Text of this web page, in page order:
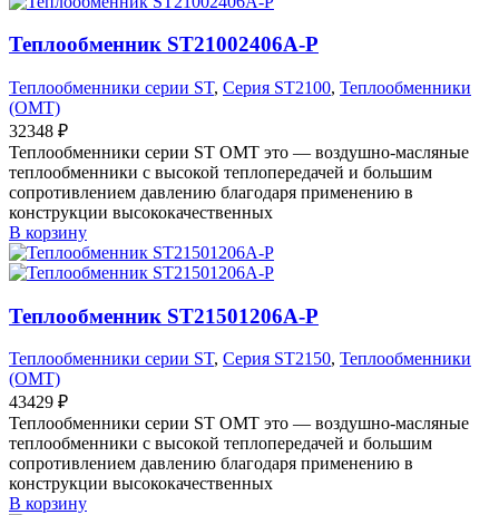
Теплообменник ST21002406A-P
Теплообменники серии ST, Серия ST2100, Теплообменники
(OMT)
32348 ₽
Теплообменники серии ST OMT это — воздушно-масляные
теплообменники с высокой теплопередачей и большим
сопротивлением давлению благодаря применению в
конструкции высококачественных
В корзину
Теплообменник ST21501206A-P
Теплообменники серии ST, Серия ST2150, Теплообменники
(OMT)
43429 ₽
Теплообменники серии ST OMT это — воздушно-масляные
теплообменники с высокой теплопередачей и большим
сопротивлением давлению благодаря применению в
конструкции высококачественных
В корзину